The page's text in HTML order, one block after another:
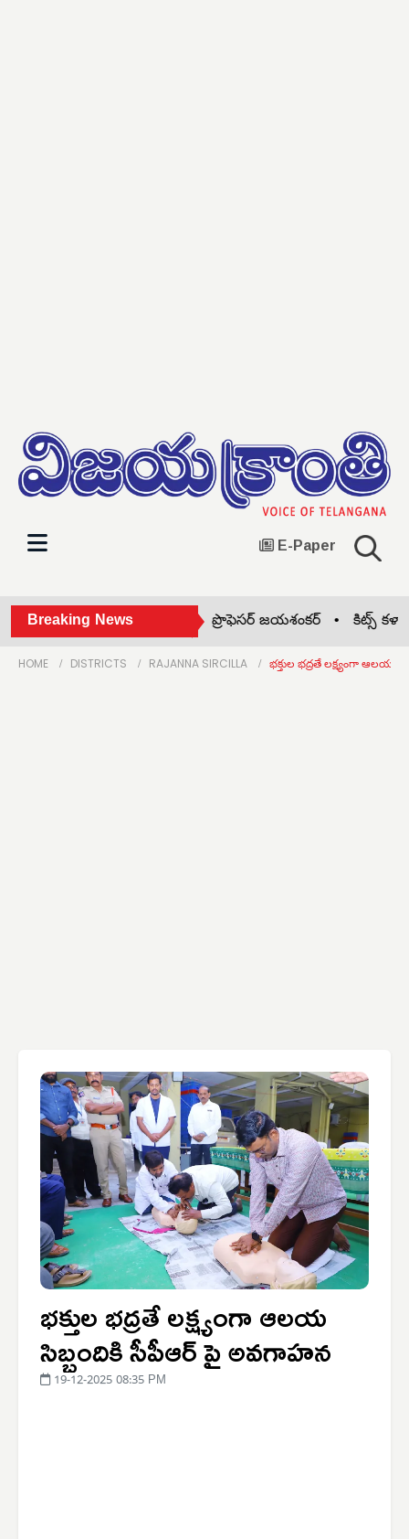
E-Paper
Breaking News
రాష్ట్ర సాధన సిద్ధాంతకర్త ప్రొఫెసర్ జయశంకర్ •కిట్స్
HOME DISTRICTS RAJANNA SIRCILLA భక్తుల భద్రతే లక్ష్యంగా ఆలయ
భక్తుల భద్రతే లక్ష్యంగా ఆలయ
సిబ్బందికి సీపీఆర్ పై అవగాహన
19-12-2025 08:35 PM